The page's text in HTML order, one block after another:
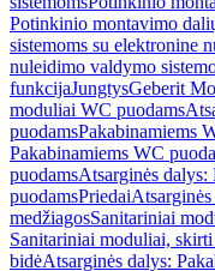
Potinkinio montavimo
sistemoms su elektronine
nuleidimo valdymo
funkcijaJungtysGeberit
moduliai WC puodams
puodamsPakabinamiems
Pakabinamiems WC
puodamsAtsarginės dalys:
puodamsPriedai
medžiagosSanitariniai
Sanitariniai moduliai,
bidėAtsarginės dalys: